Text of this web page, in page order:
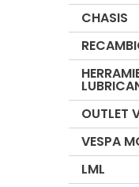
CHASIS
OUTLET
VESPA
LML